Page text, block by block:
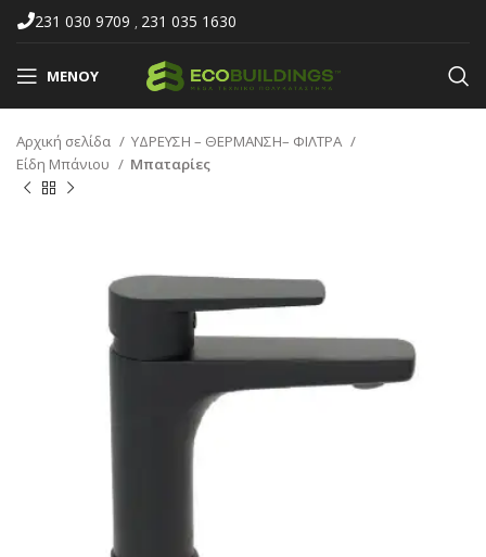
231 030 9709 , 231 035 1630
ΜΕΝΟΎ
Αρχική σελίδα
ΥΔΡΕΥΣΗ – ΘΕΡΜΑΝΣΗ– ΦΙΛΤΡΑ
Είδη Μπάνιου
Μπαταρίες